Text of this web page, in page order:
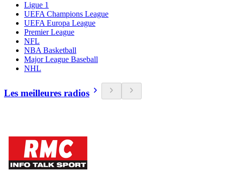
Ligue 1
UEFA Champions League
UEFA Europa League
Premier League
NFL
NBA Basketball
Major League Baseball
NHL
Les meilleures radios